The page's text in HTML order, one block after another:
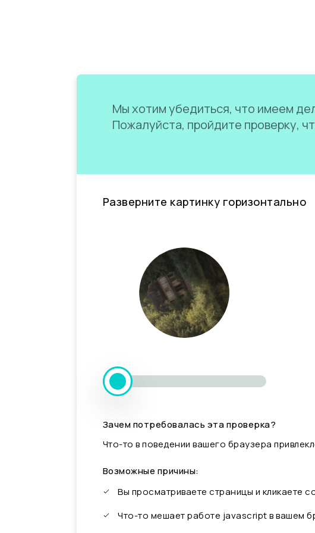
Мы хотим убедиться, что имеем
Пожалуйста, пройдите проверку,
Разверните картинку горизонтально
Зачем потребовалась эта проверка?
Что-то в поведении вашего браузера
Возможные причины:
Вы просматриваете страницы и
Что-то мешает работе javascript в вашем